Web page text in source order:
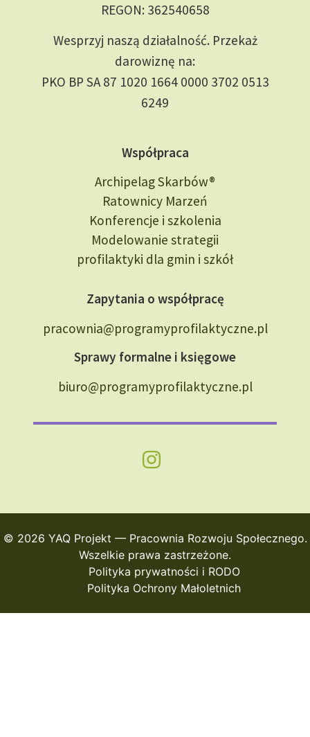
REGON: 362540658
Wesprzyj naszą działalność. Przekaż
darowiznę na:
PKO BP SA 87 1020 1664 0000 3702 0513
6249
Współpraca
Archipelag Skarbów®
Ratownicy Marzeń
Konferencje i szkolenia
Modelowanie strategii
profilaktyki dla gmin i szkół
Zapytania o współpracę
pracownia@programyprofilaktyczne.pl
Sprawy formalne i księgowe
biuro@programyprofilaktyczne.pl
© 2026 YAQ Projekt — Pracownia Rozwoju Społecznego.
Wszelkie prawa zastrzeżone.
Polityka prywatności i RODO
Polityka Ochrony Małoletnich